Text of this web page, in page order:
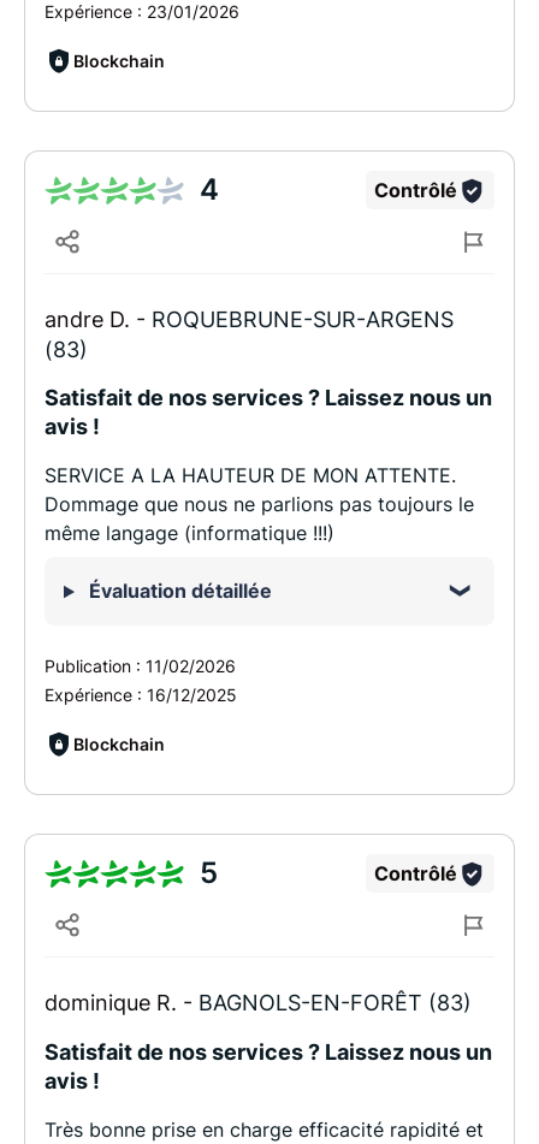
Expérience : 23/01/2026
Blockchain
4 Contrôlé
andre D. - ROQUEBRUNE-SUR-ARGENS
(83)
Satisfait de nos services ? Laissez nous un
avis !
SERVICE A LA HAUTEUR DE MON ATTENTE.
Dommage que nous ne parlions pas toujours le
même langage (informatique !!!)
Évaluation détaillée
Publication : 11/02/2026
Expérience : 16/12/2025
Blockchain
5 Contrôlé
dominique R. - BAGNOLS-EN-FORÊT (83)
Satisfait de nos services ? Laissez nous un
avis !
Très bonne prise en charge efficacité rapidité et